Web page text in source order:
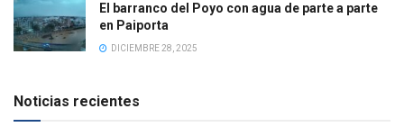
El barranco del Poyo con agua de parte a parte
en Paiporta
DICIEMBRE 28, 2025
Noticias recientes